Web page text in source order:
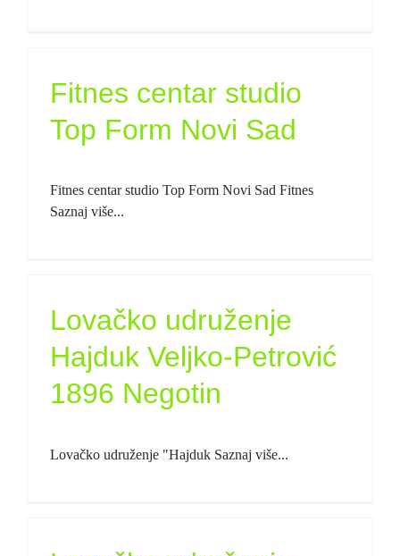
Fitnes centar studio
Top Form Novi Sad
Fitnes centar studio Top Form Novi Sad Fitnes
Saznaj više...
Lovačko udruženje
Hajduk Veljko-Petrović
1896 Negotin
Lovačko udruženje "Hajduk Saznaj više...